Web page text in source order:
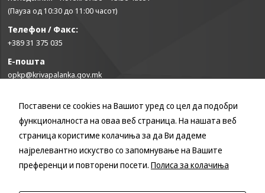
(Пауза од 10:30 до 11:00 часот)
Телефон / Факс:
+389 31 375 035
Е-пошта
opkp@krivapalanka.gov.mk
КОРИСНИ ЛИНКОВИ
Влада на Република Северна Македонија
Собрание на Република Северна Македонија
Министерство за финансии
Министерство за транспорт и врски
Министерство за локална самоуправа
Поставени се cookies на Вашиот уред со цел да подобри
функционалноста на оваа веб страница. На нашата веб
страница користиме колачиња за да Ви дадеме
најрелевантно искуство со запомнување на Вашите
преференци и повторени посети. Полиса за колачиња